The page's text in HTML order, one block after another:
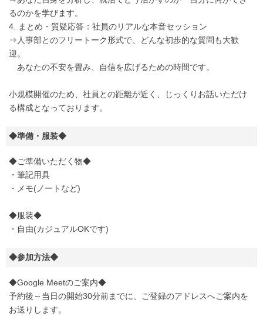
るのかを学びます。
4. まとめ・質疑応答：社員のリアルな本音セッション
⇒人事部とのフリートーク形式で、どんな初歩的な質問も大歓
迎。
あなたの不安を畳み、自信を広げるための時間です。
小規模開催のため、社員との距離が近く、じっくりお話いただけ
る構成となっております。
◆準備・服装◆
◆ご準備いただく物◆
・筆記用具
・メモ(ノートなど)
◆服装◆
・自由(カジュアルOKです)
◆参加方法◆
◆Google Meetのご案内◆
予約後～当日の開始30分前までに、ご登録のアドレスへご案内を
お送りします。